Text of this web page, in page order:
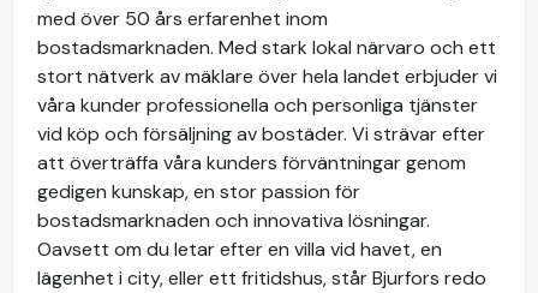
med över 50 års erfarenhet inom
bostadsmarknaden. Med stark lokal närvaro och ett
stort nätverk av mäklare över hela landet erbjuder vi
våra kunder professionella och personliga tjänster
vid köp och försäljning av bostäder. Vi strävar efter
att överträffa våra kunders förväntningar genom
gedigen kunskap, en stor passion för
bostadsmarknaden och innovativa lösningar.
Oavsett om du letar efter en villa vid havet, en
lägenhet i city, eller ett fritidshus, står Bjurfors redo